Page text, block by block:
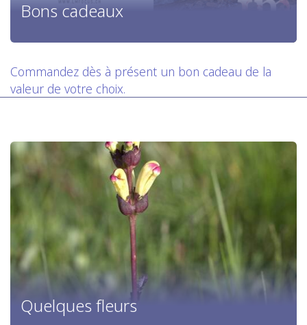
Bons cadeaux
Commandez dès à présent un bon cadeau de la
valeur de votre choix.
Quelques fleurs